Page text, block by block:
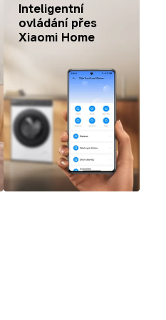
Inteligentní
ovládání přes
Xiaomi Home